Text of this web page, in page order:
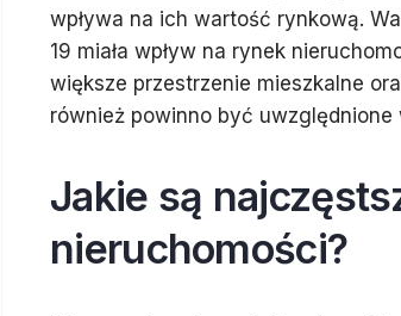
wpływa na ich wartość rynkową.
19 miała wpływ na rynek
większe przestrzenie mieszkalne
również powinno być
Jakie są
nieruchomości?